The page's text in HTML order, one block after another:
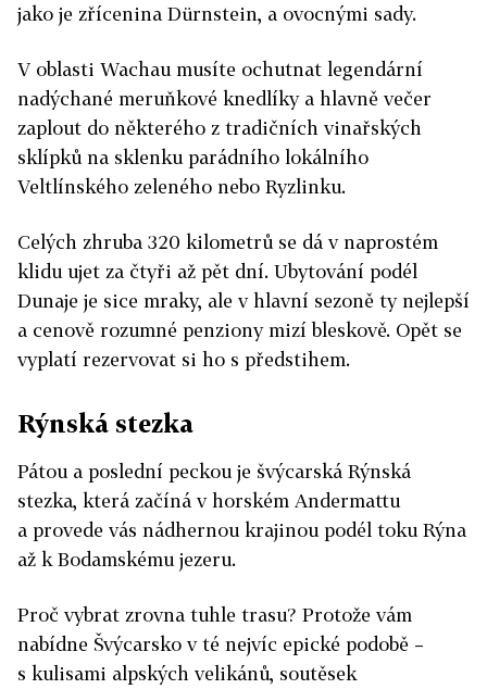
jako je zřícenina Dürnstein, a ovocnými sady.
V oblasti Wachau musíte ochutnat legendární
nadýchané meruňkové knedlíky a hlavně večer
zaplout do některého z tradičních vinařských
sklípků na sklenku parádního lokálního
Veltlínského zeleného nebo Ryzlinku.
Celých zhruba 320 kilometrů se dá v naprostém
klidu ujet za čtyři až pět dní. Ubytování podél
Dunaje je sice mraky, ale v hlavní sezoně ty nejlepší
a cenově rozumné penziony mizí bleskově. Opět se
vyplatí rezervovat si ho s předstihem.
Rýnská stezka
Pátou a poslední peckou je švýcarská Rýnská
stezka, která začíná v horském Andermattu
a provede vás nádhernou krajinou podél toku Rýna
až k Bodamskému jezeru.
Proč vybrat zrovna tuhle trasu? Protože vám
nabídne Švýcarsko v té nejvíc epické podobě –
s kulisami alpských velikánů, soutěsek